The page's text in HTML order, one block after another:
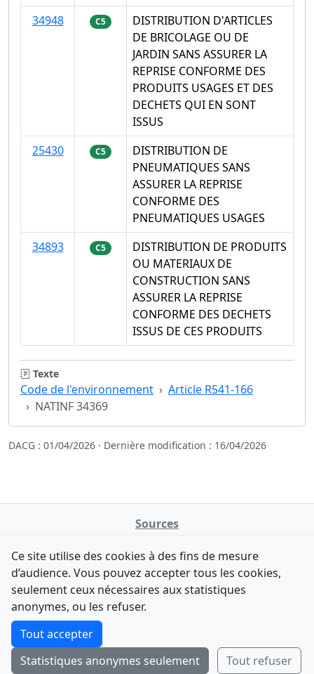
34948
C5
DISTRIBUTION D'ARTICLES
DE BRICOLAGE OU DE
JARDIN SANS ASSURER LA
REPRISE CONFORME DES
PRODUITS USAGES ET DES
DECHETS QUI EN SONT
ISSUS
25430
C5
DISTRIBUTION DE
PNEUMATIQUES SANS
ASSURER LA REPRISE
CONFORME DES
PNEUMATIQUES USAGES
34893
C5
DISTRIBUTION DE PRODUITS
OU MATERIAUX DE
CONSTRUCTION SANS
ASSURER LA REPRISE
CONFORME DES DECHETS
ISSUS DE CES PRODUITS
Texte
Code de l'environnement
Article R541-166
NATINF 34369
DACG : 01/04/2026 · Dernière modification : 16/04/2026
Sources
data.gouv.fr
Legifrance - API
Contact
F-Droid·App Store
Tchap
© 2026retiolus— NATINFo
Comment avez-vous découvert NATINFo ?
Une courte réponse suffit (500 caractères max).
Envoyer Ignorer
Ce site utilise des cookies à des fins de mesure
d’audience. Vous pouvez accepter tous les cookies,
seulement ceux nécessaires aux statistiques
anonymes, ou les refuser.
Tout accepter
Statistiques anonymes seulement
Tout refuser